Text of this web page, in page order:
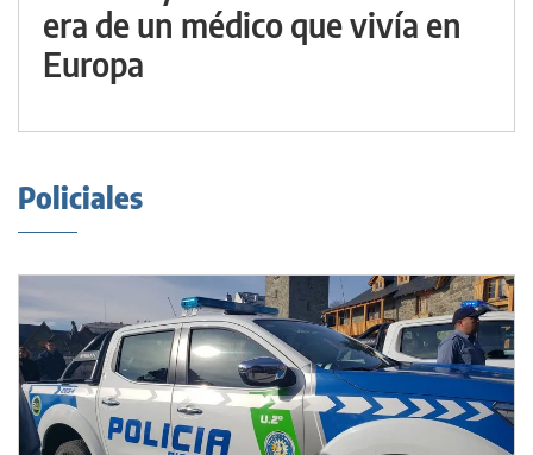
era de un médico que vivía en
Europa
Policiales